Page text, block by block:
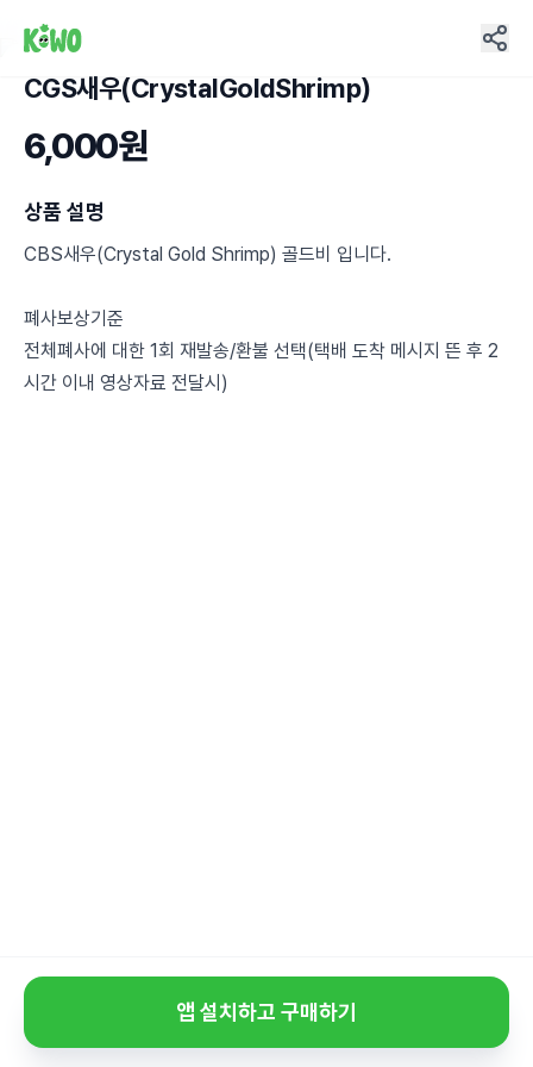
CGS새우(CrystalGoldShrimp)
6,000원
상품 설명
CBS새우(Crystal Gold Shrimp) 골드비 입니다.
폐사보상기준
전체폐사에 대한 1회 재발송/환불 선택(택배 도착 메시지 뜬 후 2
시간 이내 영상자료 전달시)
앱 설치하고 구매하기